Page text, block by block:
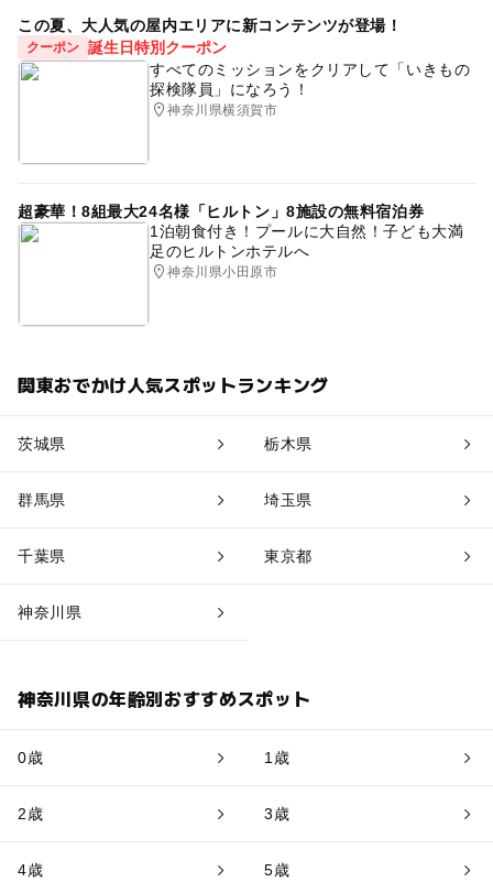
この夏、大人気の屋内エリアに新コンテンツが登場！
クーポン 誕生日特別クーポン
すべてのミッションをクリアして「いきもの
探検隊員」になろう！
神奈川県横須賀市
超豪華！8組最大24名様「ヒルトン」8施設の無料宿泊券
1泊朝食付き！プールに大自然！子ども大満
足のヒルトンホテルへ
神奈川県小田原市
関東おでかけ人気スポットランキング
茨城県 栃木県
群馬県 埼玉県
千葉県 東京都
神奈川県
神奈川県の年齢別おすすめスポット
0歳 1歳
2歳 3歳
4歳 5歳